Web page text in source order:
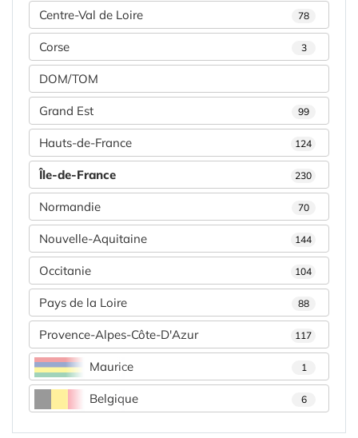
Centre-Val de Loire 78
Corse 3
DOM/TOM
Grand Est 99
Hauts-de-France 124
Île-de-France 230
Normandie 70
Nouvelle-Aquitaine 144
Occitanie 104
Pays de la Loire 88
Provence-Alpes-Côte-D'Azur 117
Maurice 1
Belgique 6